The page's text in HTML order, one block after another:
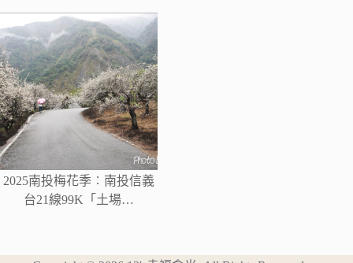
2025南投梅花季︰南投信義
台21線99K「土場…